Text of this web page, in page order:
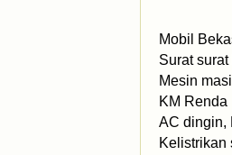
Mobil
Surat
Mesin
KM Renda
AC dingin,
Kelistrikan